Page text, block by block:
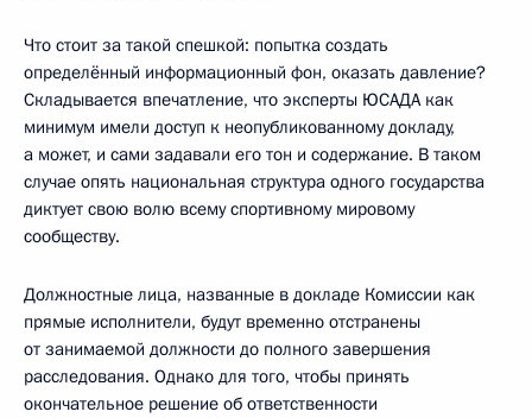
Что стоит за такой спешкой: попытка создать
определённый информационный фон, оказать давление?
Складывается впечатление, что эксперты ЮСАДА как
минимум имели доступ к неопубликованному докладу,
а может, и сами задавали его тон и содержание. В таком
случае опять национальная структура одного государства
диктует свою волю всему спортивному мировому
сообществу.
Должностные лица, названные в докладе Комиссии как
прямые исполнители, будут временно отстранены
от занимаемой должности до полного завершения
расследования. Однако для того, чтобы принять
окончательное решение об ответственности